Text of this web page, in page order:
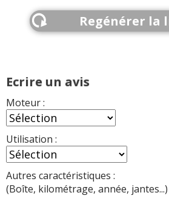
Regénérer la
Ecrire un avis
Moteur :
Utilisation :
Autres caractéristiques :
(Boîte, kilométrage, année, jantes...)